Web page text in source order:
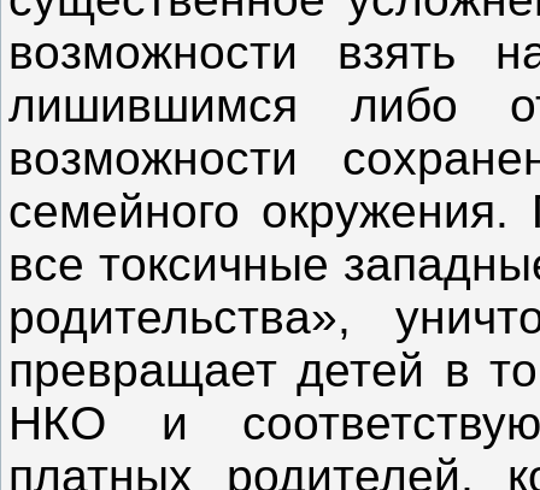
возможности взять
лишившимся либо
возможности
семейного окружения.
все токсичные
родительства»,
превращает детей в
НКО и
платных родителей,